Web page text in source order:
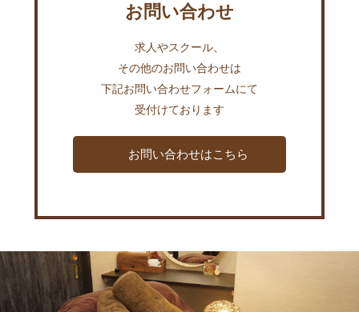
お問い合わせ
求人やスクール、
その他のお問い合わせは
下記お問い合わせフォームにて
受付けております
お問い合わせはこちら